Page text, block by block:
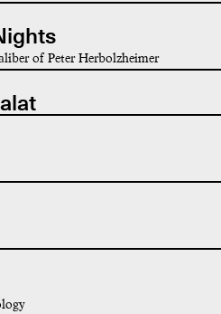
of Peter Herbolzheimer